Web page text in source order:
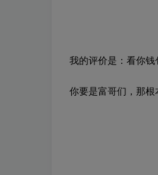
我的评价是：看你钱
你要是富哥们，那